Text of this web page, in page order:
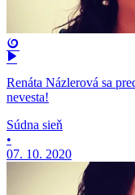
Renáta Názlerová sa
nevesta!
Súdna sieň
•
07. 10. 2020